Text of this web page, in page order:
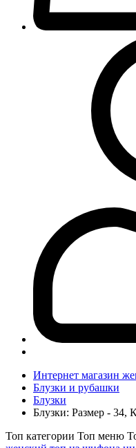
Интернет магазин
Блузки и рубашки
Блузки
Блузки: Размер - 34,
Топ категории Топ меню